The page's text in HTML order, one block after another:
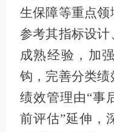
生保障等重点领
参考其指标设
成熟经验，加
钩，完善分类
绩效管理由“事
前评估”延伸，